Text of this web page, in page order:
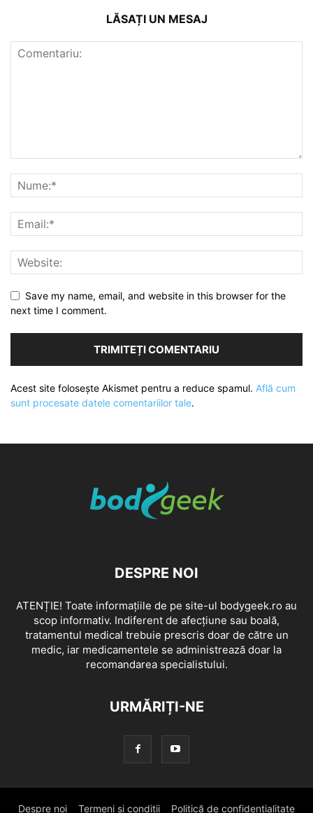
LĂSAȚI UN MESAJ
Save my name, email, and website in this browser for the
next time I comment.
Acest site folosește Akismet pentru a reduce spamul. Află cum
sunt procesate datele comentariilor tale.
DESPRE NOI
ATENȚIE! Toate informațiile de pe site-ul bodygeek.ro au
scop informativ. Indiferent de afecțiune sau boală,
tratamentul medical trebuie prescris doar de către un
medic, iar medicamentele se administrează doar la
recomandarea specialistului.
URMĂRIȚI-NE
Despre noi Termeni si conditii Politică de confidențialitate